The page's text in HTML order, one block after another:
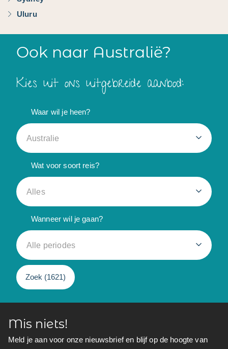
Uluru
Ook naar Australië?
Kies uit ons uitgebreide aanbod:
Waar wil je heen?
Australie
Wat voor soort reis?
Alles
Wanneer wil je gaan?
Alle periodes
Zoek (1621)
Mis niets!
Meld je aan voor onze nieuwsbrief en blijf op de hoogte van